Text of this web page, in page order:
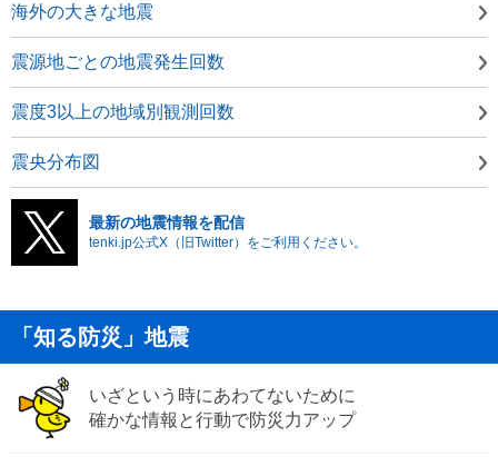
海外の大きな地震
震源地ごとの地震発生回数
震度3以上の地域別観測回数
震央分布図
最新の地震情報を配信
tenki.jp公式X（旧Twitter）をご利用ください。
「知る防災」地震
いざという時にあわてないために
確かな情報と行動で防災力アップ